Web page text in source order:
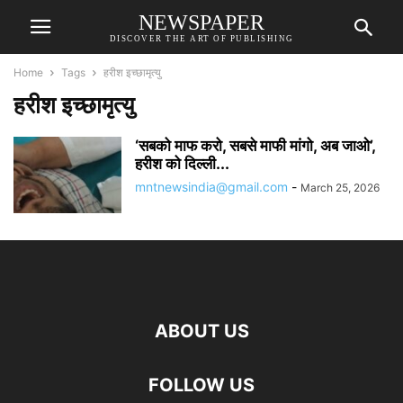
NEWSPAPER
DISCOVER THE ART OF PUBLISHING
Home Tags हरीश इच्छामृत्यु
हरीश इच्छामृत्यु
‘सबको माफ करो, सबसे माफी मांगो, अब जाओ’,
हरीश को दिल्ली...
mntnewsindia@gmail.com - March 25, 2026
ABOUT US
FOLLOW US